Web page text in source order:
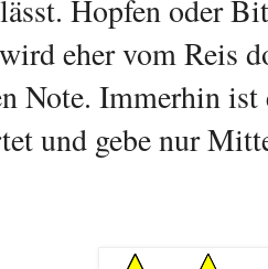
Hopfen oder
eher vom Reis
Note. Immerhin
und gebe nur